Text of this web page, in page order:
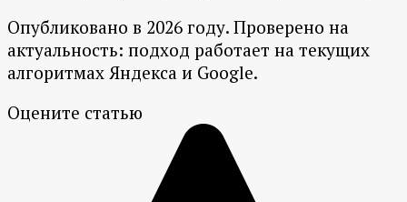
Опубликовано в 2026 году. Проверено на
актуальность: подход работает на текущих
алгоритмах Яндекса и Google.
Оцените статью